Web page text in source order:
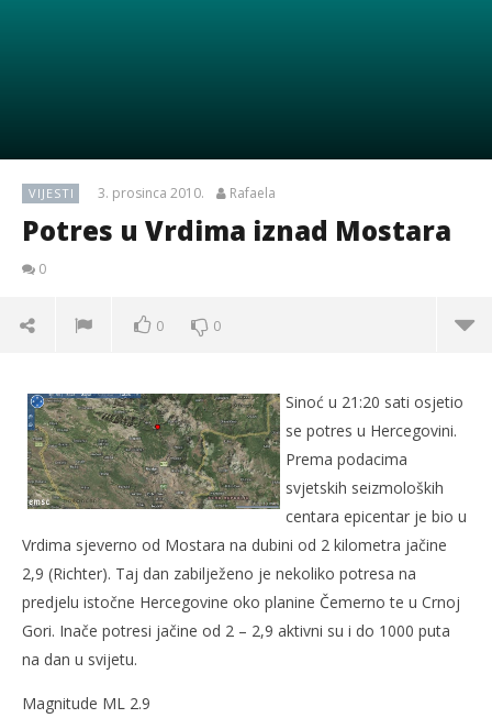
VIJESTI 3. prosinca 2010. Rafaela
Potres u Vrdima iznad Mostara
0
0 0
Potres u Vrdima iznad Mostara
Sinoć u 21:20 sati osjetio
se potres u Hercegovini.
Prema podacima
svjetskih seizmoloških
centara epicentar je bio u
Vrdima sjeverno od Mostara na dubini od 2 kilometra jačine
2,9 (Richter). Taj dan zabilježeno je nekoliko potresa na
predjelu istočne Hercegovine oko planine Čemerno te u Crnoj
Gori. Inače potresi jačine od 2 – 2,9 aktivni su i do 1000 puta
na dan u svijetu.
Magnitude ML 2.9